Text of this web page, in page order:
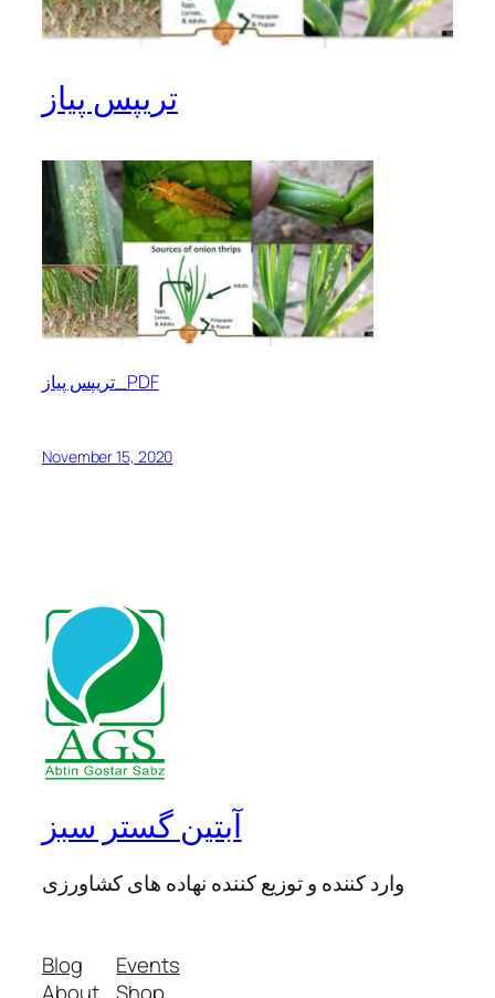
تریپس پیاز
تریپس پیاز_PDF
November 15, 2020
آبتین گستر سبز
وارد کننده و توزیع کننده نهاده های کشاورزی
Blog
Events